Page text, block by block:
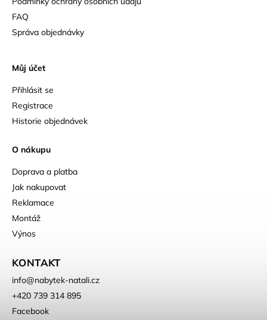
FAQ
Správa objednávky
Můj účet
Přihlásit se
Registrace
Historie objednávek
O nákupu
Doprava a platba
Jak nakupovat
Reklamace
Montáž
Výnos
KONTAKT
info@nabytek-natali.cz
+420 739 314 895
Facebook